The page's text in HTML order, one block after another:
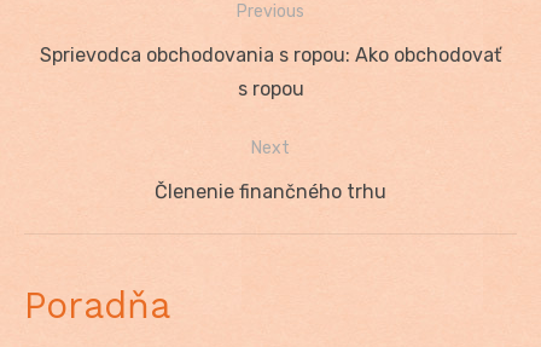
Navigácia
Previous
Previous
Sprievodca obchodovania s ropou: Ako obchodovať
s ropou
Next
Next
Členenie finančného trhu
Poradňa